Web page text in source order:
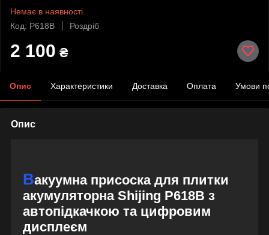
Немає в наявності
Код: P618В
Роздріб
2 100 ₴
Опис Характеристики Доставка Оплата Умови
Опис
Вакуумна присоска для плитки
акумуляторна Shijing P618В з
автопідкачкою та цифровим
дисплеєм